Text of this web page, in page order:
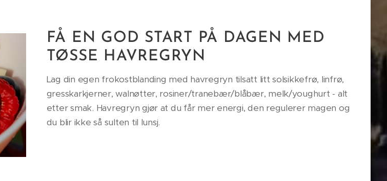
FÅ EN GOD START PÅ DAGEN MED
TØSSE HAVREGRYN
Lag din egen frokostblanding med havregryn tilsatt litt solsikkefrø, linfrø,
gresskarkjerner, walnøtter, rosiner/tranebær/blåbær, melk/youghurt - alt
etter smak. Havregryn gjør at du får mer energi, den regulerer magen og
du blir ikke så sulten til lunsj.